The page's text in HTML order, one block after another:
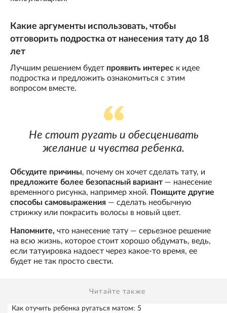
Какие аргументы использовать, чтобы
отговорить подростка от нанесения тату до 18
лет
Лучшим решением будет проявить интерес к идее
подростка и предложить ознакомиться с этим
вопросом вместе.
Не стоит ругать и обесценивать
желание и чувства ребенка.
Обсудите причины, почему он хочет сделать тату, и
предложите более безопасный вариант — нанесение
временного рисунка, например хной. Поищите другие
способы самовыражения — сделать необычную
стрижку или покрасить волосы в новый цвет.
Напомните, что нанесение тату — серьезное решение
на всю жизнь, которое стоит хорошо обдумать, ведь,
если татуировка надоест через какое-то время, ее
будет не так просто свести.
Читайте также
Как отучить ребенка ругаться матом: 5